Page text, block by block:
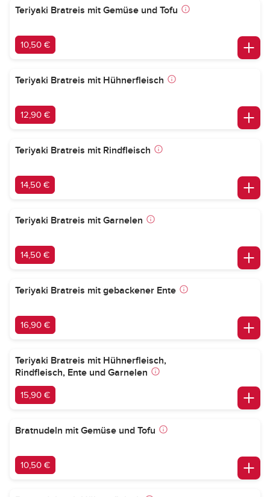
Teriyaki Bratreis mit Gemüse und Tofu
10,50 €
Teriyaki Bratreis mit Hühnerfleisch
12,90 €
Teriyaki Bratreis mit Rindfleisch
14,50 €
Teriyaki Bratreis mit Garnelen
14,50 €
Teriyaki Bratreis mit gebackener Ente
16,90 €
Teriyaki Bratreis mit Hühnerfleisch,
Rindfleisch, Ente und Garnelen
15,90 €
Bratnudeln mit Gemüse und Tofu
10,50 €